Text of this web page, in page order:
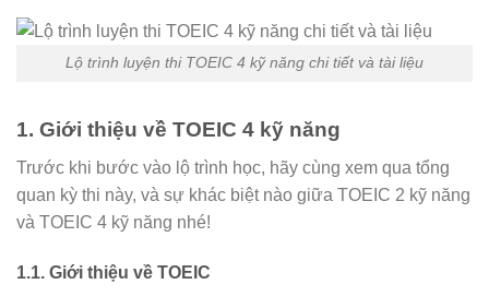
Lộ trình luyện thi TOEIC 4 kỹ năng chi tiết và tài liệu
1. Giới thiệu về TOEIC 4 kỹ năng
Trước khi bước vào lộ trình học, hãy cùng xem qua tổng
quan kỳ thi này, và sự khác biệt nào giữa TOEIC 2 kỹ năng
và TOEIC 4 kỹ năng nhé!
1.1. Giới thiệu về TOEIC